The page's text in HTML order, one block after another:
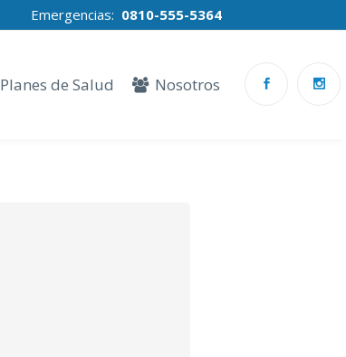
Emergencias: 0810-555-5364
Planes de Salud Nosotros